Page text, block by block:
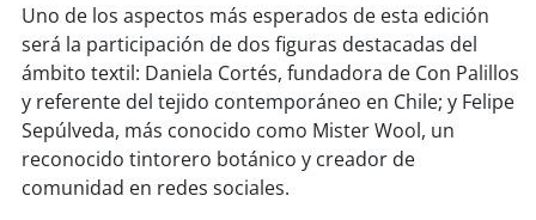
soy sanantonio
soy chillán
soysancarlos
soytalcahuano
Uno de los aspectos más esperados de esta edición
será la participación de dos figuras destacadas del
ámbito textil: Daniela Cortés, fundadora de Con Palillos
y referente del tejido contemporáneo en Chile; y Felipe
Sepúlveda, más conocido como Mister Wool, un
reconocido tintorero botánico y creador de
comunidad en redes sociales.